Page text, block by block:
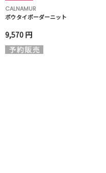
CALNAMUR
ボウタイボーダーニット
9,570 円